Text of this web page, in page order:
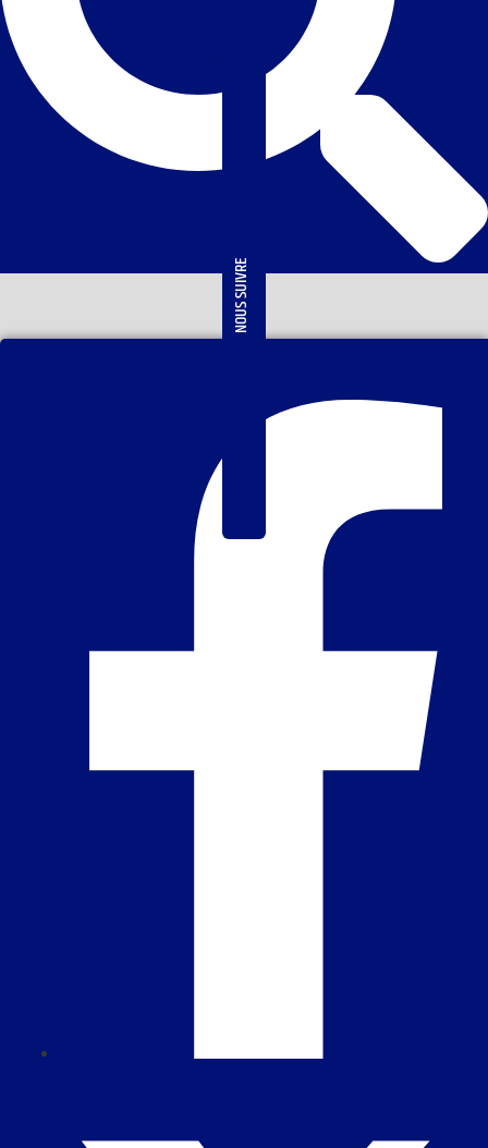
NOUS SUIVRE